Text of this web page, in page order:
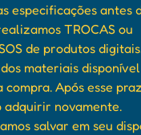
especificações antes
TROCAS ou
de produtos
materiais
compra. Após esse
adquirir novamente.
salvar em seu